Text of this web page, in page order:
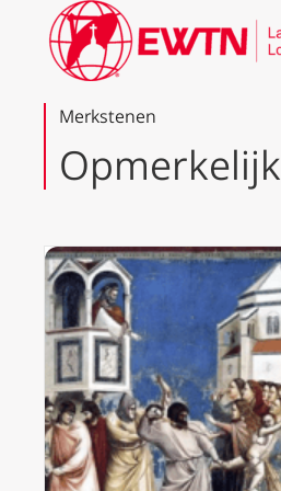
Merkstenen
Opmerkelijk